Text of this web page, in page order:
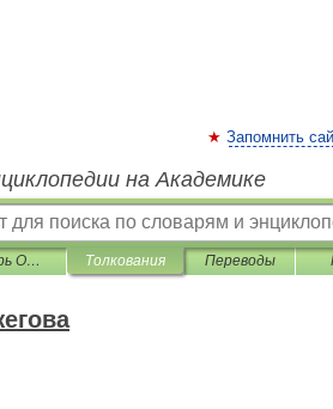
Запомнить
на Академике
Толковый словарь Ожегова Толкования Переводы